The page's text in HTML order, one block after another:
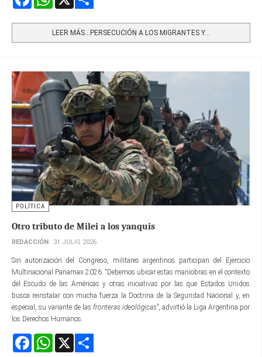
LEER MÁS…PERSECUCIÓN A LOS MIGRANTES Y...
POLÍTICA
Otro tributo de Milei a los yanquis
REDACCIÓN 31 JULIO 2026
Sin autorización del Congreso, militares argentinos participan del Ejercicio
Multinacional Panamax 2026. “Debemos ubicar estas maniobras en el contexto
del Escudo de las Américas y otras iniciativas por las que Estados Unidos
busca reinstalar con mucha fuerza la Doctrina de la Seguridad Nacional y, en
especial, su variante de las fronteras ideológicas”, advirtió la Liga Argentina por
los Derechos Humanos.
FacebookWhatsApp